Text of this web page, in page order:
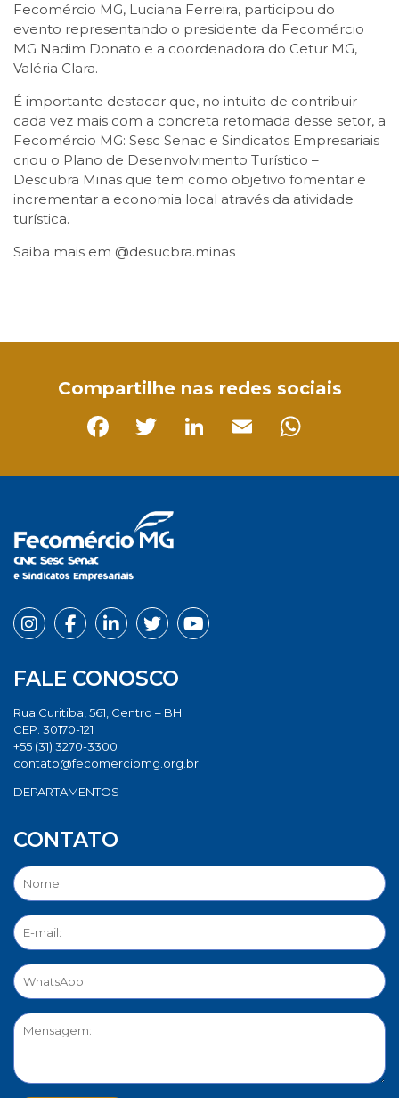
Fecomércio MG, Luciana Ferreira, participou do
evento representando o presidente da Fecomércio
MG Nadim Donato e a coordenadora do Cetur MG,
Valéria Clara.
É importante destacar que, no intuito de contribuir
cada vez mais com a concreta retomada desse setor, a
Fecomércio MG: Sesc Senac e Sindicatos Empresariais
criou o Plano de Desenvolvimento Turístico –
Descubra Minas que tem como objetivo fomentar e
incrementar a economia local através da atividade
turística.
Saiba mais em @desucbra.minas
Compartilhe nas redes sociais
FALE CONOSCO
Rua Curitiba, 561, Centro – BH
CEP: 30170-121
+55 (31) 3270-3300
contato@fecomerciomg.org.br
DEPARTAMENTOS
CONTATO